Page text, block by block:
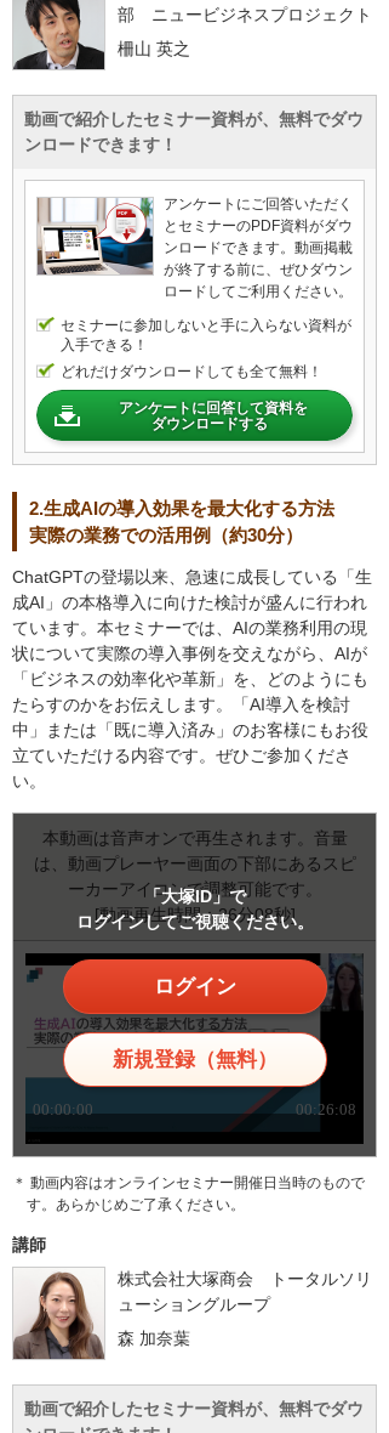
部 ニュービジネスプロジェクト
柵山 英之
動画で紹介したセミナー資料が、無料でダウ
ンロードできます！
アンケートにご回答いただく
とセミナーのPDF資料がダウ
ンロードできます。動画掲載
が終了する前に、ぜひダウン
ロードしてご利用ください。
セミナーに参加しないと手に入らない資料が
入手できる！
どれだけダウンロードしても全て無料！
アンケートに回答して資料を
ダウンロードする
2.生成AIの導入効果を最大化する方法
実際の業務での活用例（約30分）
ChatGPTの登場以来、急速に成長している「生
成AI」の本格導入に向けた検討が盛んに行われ
ています。本セミナーでは、AIの業務利用の現
状について実際の導入事例を交えながら、AIが
「ビジネスの効率化や革新」を、どのようにも
たらすのかをお伝えします。「AI導入を検討
中」または「既に導入済み」のお客様にもお役
立ていただける内容です。ぜひご参加くださ
い。
本動画は音声オンで再生されます。音量
は、動画プレーヤー画面の下部にあるスピ
ーカーアイコンで調整可能です。
[動画再生時間：26分08秒]
「大塚ID」で
ログインしてご視聴ください。
ログイン
新規登録（無料）
＊ 動画内容はオンラインセミナー開催日当時のもので
す。あらかじめご了承ください。
講師
株式会社大塚商会 トータルソリ
ューショングループ
森 加奈葉
動画で紹介したセミナー資料が、無料でダウ